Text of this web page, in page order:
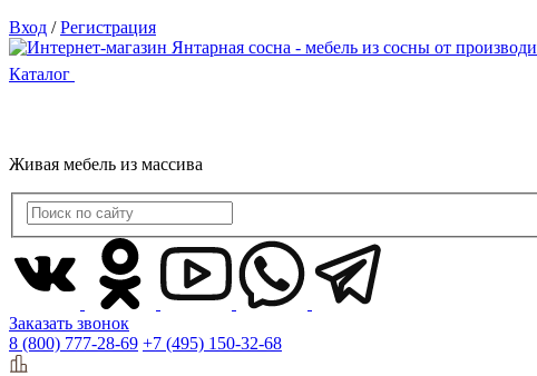
Вход / Регистрация
Каталог
Живая мебель из массива
Заказать звонок
8 (800) 777-28-69 +7 (495) 150-32-68